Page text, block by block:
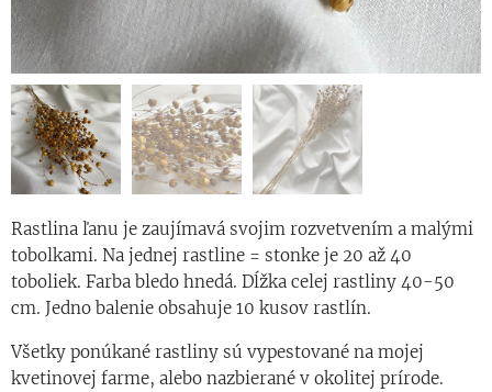
Rastlina ľanu je zaujímavá svojim rozvetvením a malými
tobolkami. Na jednej rastline = stonke je 20 až 40
toboliek. Farba bledo hnedá. Dĺžka celej rastliny 40-50
cm. Jedno balenie obsahuje 10 kusov rastlín.
Všetky ponúkané rastliny sú vypestované na mojej
kvetinovej farme, alebo nazbierané v okolitej prírode.